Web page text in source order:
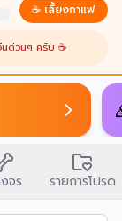
☕ เลี้ยงกาแฟ
นด่วนๆ ครับ ☕
จร รายการโปรด